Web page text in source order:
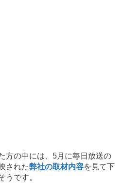
方の中には、5月に毎日放送の
された弊社の取材内容を見て下
うです。